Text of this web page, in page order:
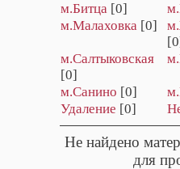
м.Битца [0]
м.Малаховка [0]
м.Салтыковская
[0]
м.Санино [0]
Удаление [0]
Не найдено
для